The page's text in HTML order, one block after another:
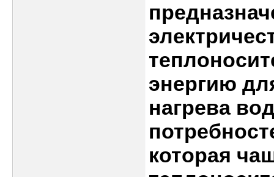
энергию
нагрева
которая